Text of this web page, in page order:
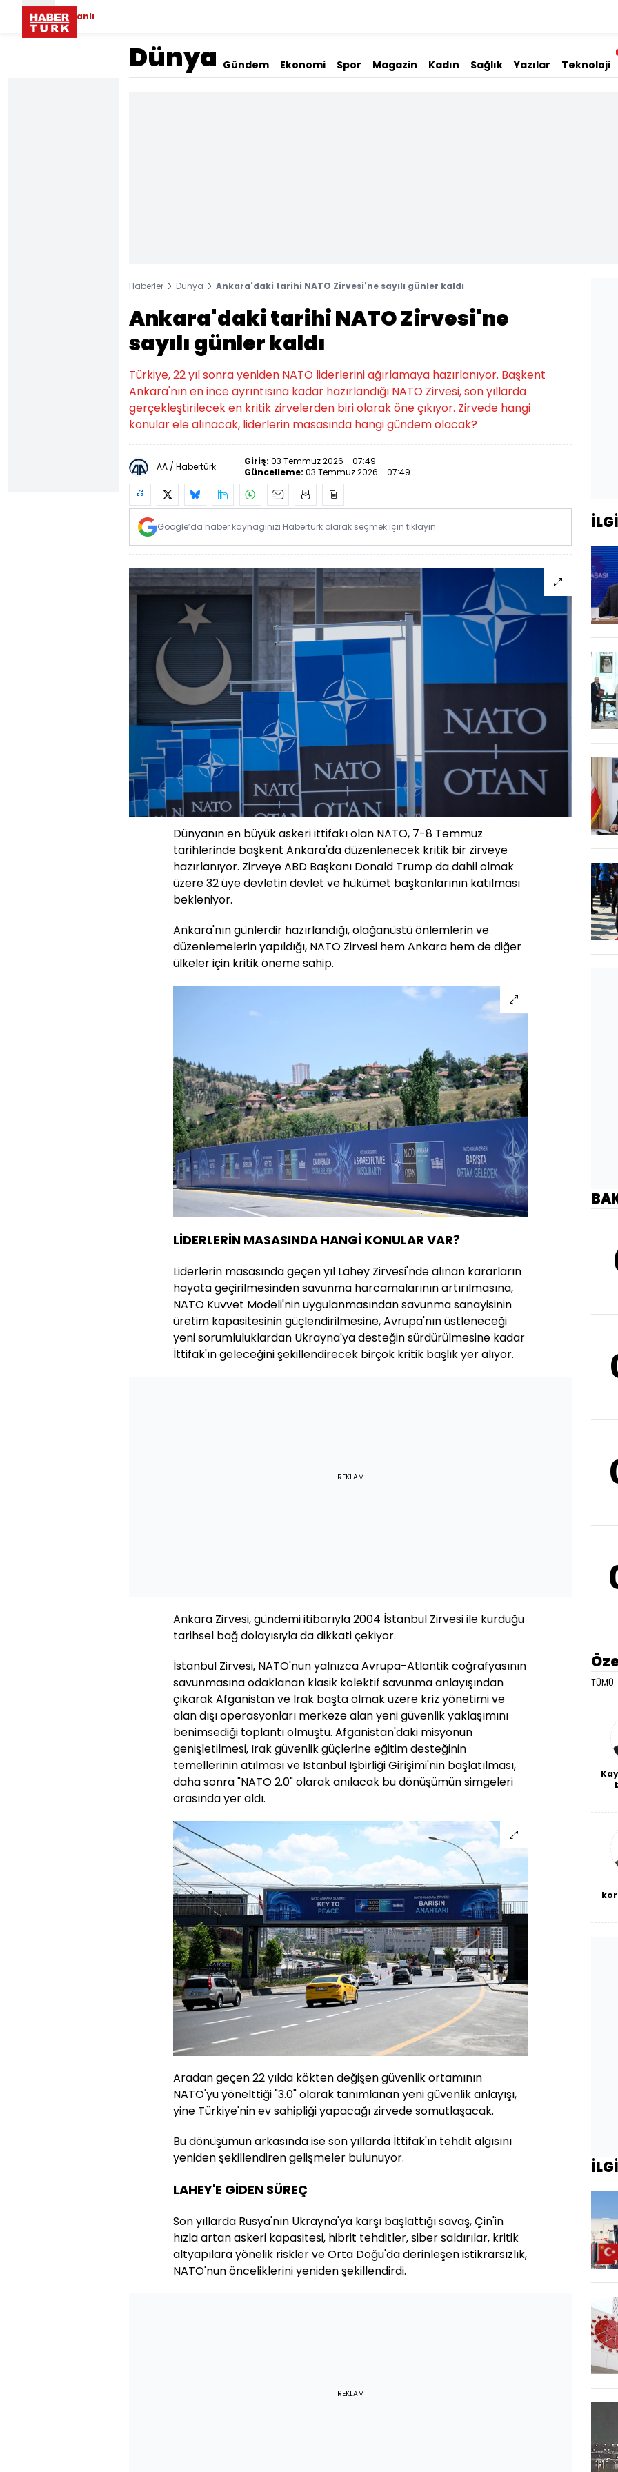
Canlı
Dünya Gündem Ekonomi Spor Magazin Kadın Sağlık Yazılar Teknoloji
Haberler Dünya Ankara'daki tarihi NATO Zirvesi'ne sayılı günler kaldı
Ankara'daki tarihi NATO Zirvesi'ne
sayılı günler kaldı
Türkiye, 22 yıl sonra yeniden NATO liderlerini ağırlamaya hazırlanıyor. Başkent
Ankara'nın en ince ayrıntısına kadar hazırlandığı NATO Zirvesi, son yıllarda
gerçekleştirilecek en kritik zirvelerden biri olarak öne çıkıyor. Zirvede hangi
konular ele alınacak, liderlerin masasında hangi gündem olacak?
AA / Habertürk Giriş: 03 Temmuz 2026 - 07:49
Güncelleme: 03 Temmuz 2026 - 07:49
Google’da haber kaynağınızı Habertürk olarak seçmek için tıklayın
Dünyanın en büyük askeri ittifakı olan NATO, 7-8 Temmuz
tarihlerinde başkent Ankara'da düzenlenecek kritik bir zirveye
hazırlanıyor. Zirveye ABD Başkanı Donald Trump da dahil olmak
üzere 32 üye devletin devlet ve hükümet başkanlarının katılması
bekleniyor.
Ankara'nın günlerdir hazırlandığı, olağanüstü önlemlerin ve
düzenlemelerin yapıldığı, NATO Zirvesi hem Ankara hem de diğer
ülkeler için kritik öneme sahip.
LİDERLERİN MASASINDA HANGİ KONULAR VAR?
Liderlerin masasında geçen yıl Lahey Zirvesi'nde alınan kararların
hayata geçirilmesinden savunma harcamalarının artırılmasına,
NATO Kuvvet Modeli'nin uygulanmasından savunma sanayisinin
üretim kapasitesinin güçlendirilmesine, Avrupa'nın üstleneceği
yeni sorumluluklardan Ukrayna'ya desteğin sürdürülmesine kadar
İttifak'ın geleceğini şekillendirecek birçok kritik başlık yer alıyor.
REKLAM
Ankara Zirvesi, gündemi itibarıyla 2004 İstanbul Zirvesi ile kurduğu
tarihsel bağ dolayısıyla da dikkati çekiyor.
İstanbul Zirvesi, NATO'nun yalnızca Avrupa-Atlantik coğrafyasının
savunmasına odaklanan klasik kolektif savunma anlayışından
çıkarak Afganistan ve Irak başta olmak üzere kriz yönetimi ve
alan dışı operasyonları merkeze alan yeni güvenlik yaklaşımını
benimsediği toplantı olmuştu. Afganistan'daki misyonun
genişletilmesi, Irak güvenlik güçlerine eğitim desteğinin
temellerinin atılması ve İstanbul İşbirliği Girişimi'nin başlatılması,
daha sonra "NATO 2.0" olarak anılacak bu dönüşümün simgeleri
arasında yer aldı.
Aradan geçen 22 yılda kökten değişen güvenlik ortamının
NATO'yu yönelttiği "3.0" olarak tanımlanan yeni güvenlik anlayışı,
yine Türkiye'nin ev sahipliği yapacağı zirvede somutlaşacak.
Bu dönüşümün arkasında ise son yıllarda İttifak'ın tehdit algısını
yeniden şekillendiren gelişmeler bulunuyor.
LAHEY'E GİDEN SÜREÇ
Son yıllarda Rusya'nın Ukrayna'ya karşı başlattığı savaş, Çin'in
hızla artan askeri kapasitesi, hibrit tehditler, siber saldırılar, kritik
altyapılara yönelik riskler ve Orta Doğu'da derinleşen istikrarsızlık,
NATO'nun önceliklerini yeniden şekillendirdi.
REKLAM
TÜMÜ